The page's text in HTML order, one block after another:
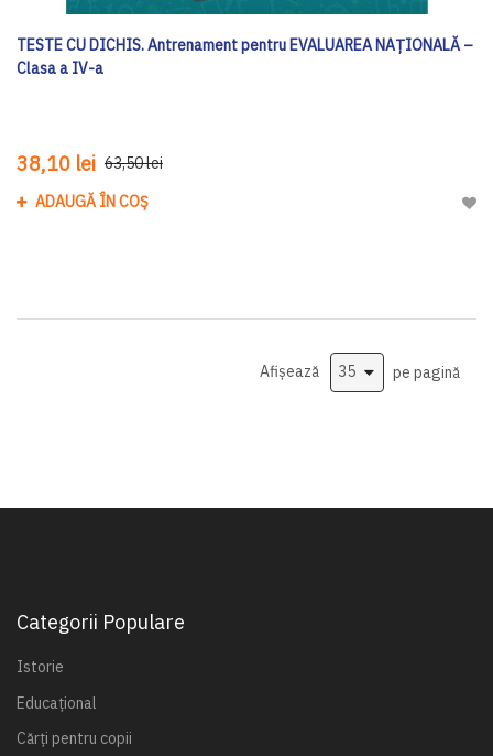
TESTE CU DICHIS. Antrenament pentru EVALUAREA NAȚIONALĂ –
Clasa a IV-a
38,10 lei 63,50 lei
ADAUGĂ ÎN COȘ
Afișează pe pagină
Categorii Populare
Istorie
Educațional
Cărți pentru copii